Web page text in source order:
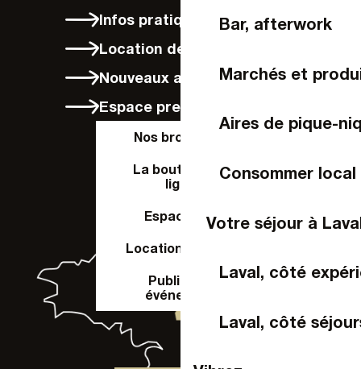
Bar, afterwork
Marchés et
Aires de pique-
Consommer local
Votre séjour à
Laval, côté
Laval, côté
Infos pratiques
Location de vélos à Laval
Nouveaux arrivants
Espace presse
Nos brochures
La boutique en
ligne
Espace Pro
Location de salle
Publier un
événement